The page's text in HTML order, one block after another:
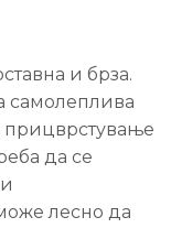
и брза.
самолеплива
прицврстување
да се
лесно да